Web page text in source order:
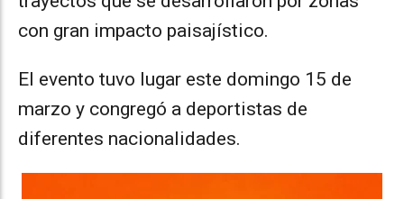
con gran impacto paisajístico.
El evento tuvo lugar este domingo 15 de
marzo y congregó a deportistas de
diferentes nacionalidades.